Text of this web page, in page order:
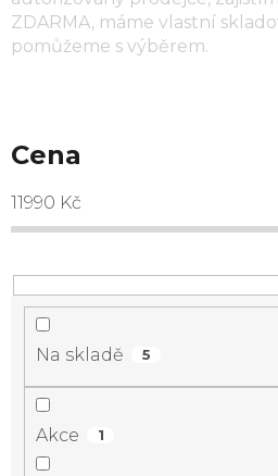
ZDARMA, máme vlastní
pomůžeme s výběrem.
Cena
11990 Kč
Na skladě 5
Akce 1